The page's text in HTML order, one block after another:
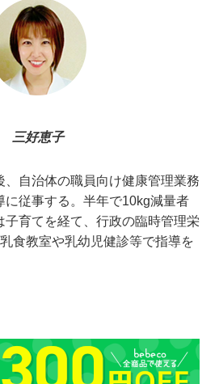
三好恵子
、自治体の職員向け健康管理業務
に従事する。半年で10kg減量者
子育てを経て、行政の臨時管理栄
食教室や乳幼児健診等で指導を